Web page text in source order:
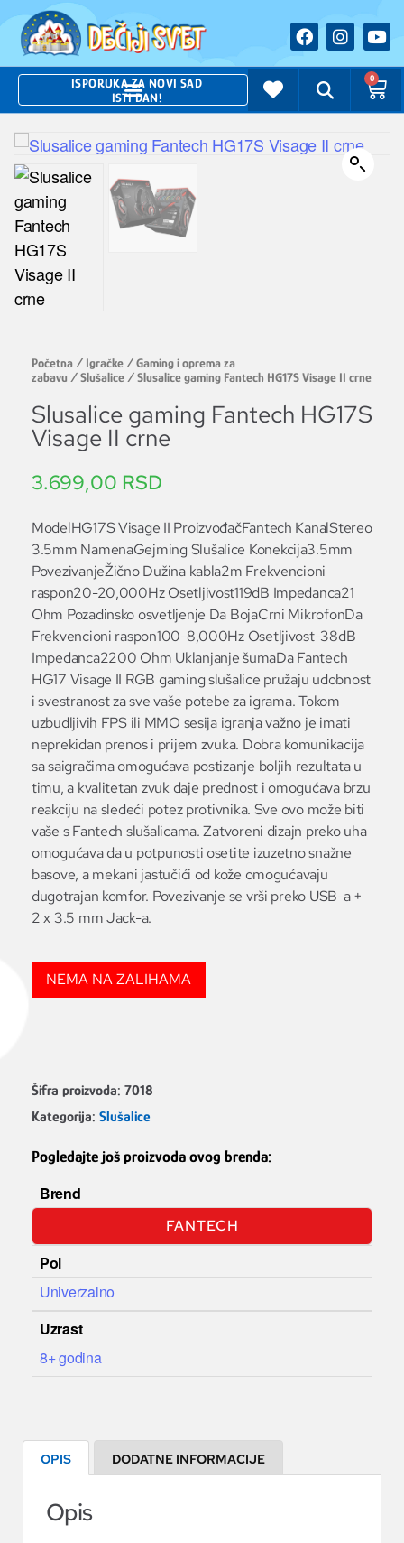
ISPORUKA ZA NOVI SAD
ISTI DAN!
0
Početna / Igračke /Gaming i oprema za
zabavu /Slušalice / Slusalice gaming Fantech HG17S Visage II crne
Slusalice gaming Fantech HG17S
Visage II crne
3.699,00 RSD
ModelHG17S Visage II ProizvođačFantech KanalStereo
3.5mm NamenaGejming Slušalice Konekcija3.5mm
PovezivanjeŽično Dužina kabla2m Frekvencioni
raspon20-20,000Hz Osetljivost119dB Impedanca21
Ohm Pozadinsko osvetljenje Da BojaCrni MikrofonDa
Frekvencioni raspon100-8,000Hz Osetljivost-38dB
Impedanca2200 Ohm Uklanjanje šumaDa Fantech
HG17 Visage II RGB gaming slušalice pružaju udobnost
i svestranost za sve vaše potebe za igrama. Tokom
uzbudljivih FPS ili MMO sesija igranja važno je imati
neprekidan prenos i prijem zvuka. Dobra komunikacija
sa saigračima omogućava postizanje boljih rezultata u
timu, a kvalitetan zvuk daje prednost i omogućava brzu
reakciju na sledeći potez protivnika. Sve ovo može biti
vaše s Fantech slušalicama. Zatvoreni dizajn preko uha
omogućava da u potpunosti osetite izuzetno snažne
basove, a mekani jastučići od kože omogućavaju
dugotrajan komfor. Povezivanje se vrši preko USB-a +
2 x 3.5 mm Jack-a.
NEMA NA ZALIHAMA
Šifra proizvoda: 7018
Kategorija: Slušalice
Pogledajte još proizvoda ovog brenda:
Brend
FANTECH
Pol
Univerzalno
Uzrast
8+ godina
OPIS DODATNE INFORMACIJE
Opis